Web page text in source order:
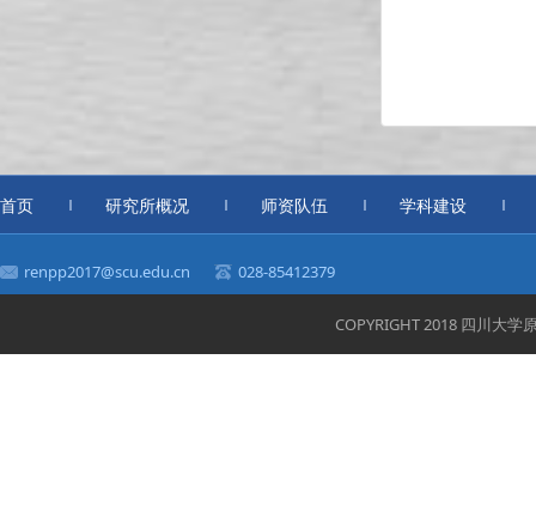
首页 研究所概况 师资队伍 学科建设
renpp2017@scu.edu.cn 028-85412379
COPYRIGHT 2018 四川大学